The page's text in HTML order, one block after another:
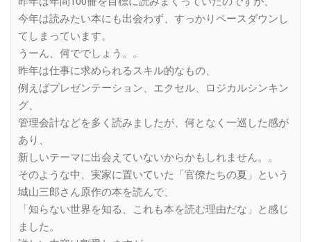
今年は読みたい本にも出会わず、すっかりペースダウンし
てしまっています。
うーん、何ででしょう。。
昨年は仕事に求められるスキル的なもの、
例えばプレゼンテーション、エクセル、ロジカルシンキン
グ、
管理会計などを多く読みましたが、何となく一巡した感が
あり、
新しいテーマに出会えていないからかもしれません。。
そのような中、実家に置いていた「官僚たちの夏」という
城山三郎さん原作の本を読んで、
「知らない世界を知る、これも本を読む理由だな」と感じ
ました。